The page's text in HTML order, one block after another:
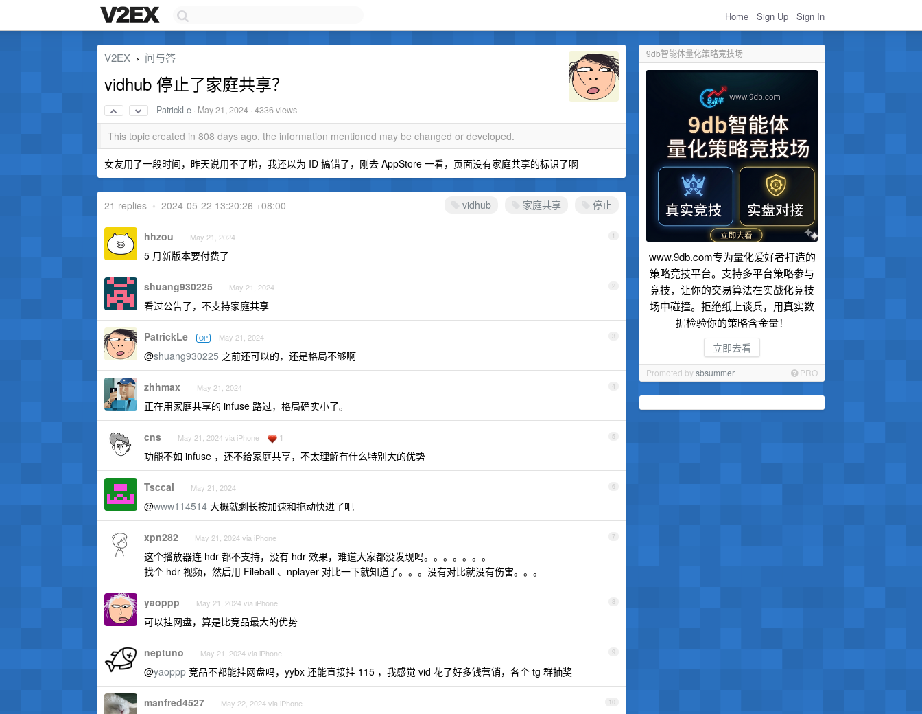
Home Sign Up Sign In
9db智能体量化策略竞技场
www.9db.com专为量化爱好者打造的
策略竞技平台。支持多平台策略参与
竞技，让你的交易算法在实战化竞技
场中碰撞。拒绝纸上谈兵，用真实数
据检验你的策略含金量！
立即去看
Promoted bysbsummer PRO
V2EX › 问与答
vidhub 停止了家庭共享？
PatrickLe · May 21, 2024 · 4336 views
This topic created in 808 days ago, the information mentioned may be changed or developed.
女友用了一段时间，昨天说用不了啦，我还以为 ID 搞错了，刚去 AppStore 一看，页面没有家庭共享的标识了啊
vidhub 家庭共享 停止
21 replies • 2024-05-22 13:20:26 +08:00
1
hhzou May 21, 2024
5 月新版本要付费了
2
shuang930225 May 21, 2024
看过公告了，不支持家庭共享
3
PatrickLe OP May 21, 2024
@shuang930225 之前还可以的，还是格局不够啊
4
zhhmax May 21, 2024
正在用家庭共享的 infuse 路过，格局确实小了。
5
cns May 21, 2024 via iPhone 1
功能不如 infuse ，还不给家庭共享，不太理解有什么特别大的优势
6
Tsccai May 21, 2024
@www114514 大概就剩长按加速和拖动快进了吧
7
xpn282 May 21, 2024 via iPhone
这个播放器连 hdr 都不支持，没有 hdr 效果，难道大家都没发现吗。。。。。。。
找个 hdr 视频，然后用 Fileball 、nplayer 对比一下就知道了。。。没有对比就没有伤害。。。
8
yaoppp May 21, 2024 via iPhone
可以挂网盘，算是比竞品最大的优势
9
neptuno May 21, 2024 via iPhone
@yaoppp 竞品不都能挂网盘吗，yybx 还能直接挂 115 ，我感觉 vid 花了好多钱营销，各个 tg 群抽奖
10
manfred4527 May 22, 2024 via iPhone